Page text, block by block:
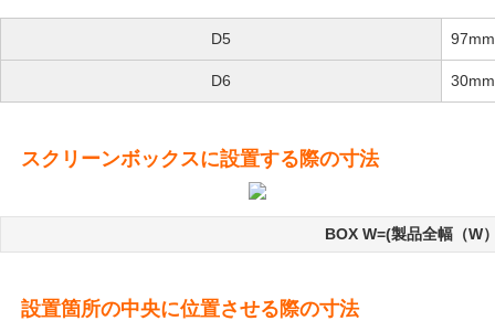
D5 97mm
D6 30mm
スクリーンボックスに設置する際の寸法
BOX W=(製品全幅（W
設置箇所の中央に位置させる際の寸法